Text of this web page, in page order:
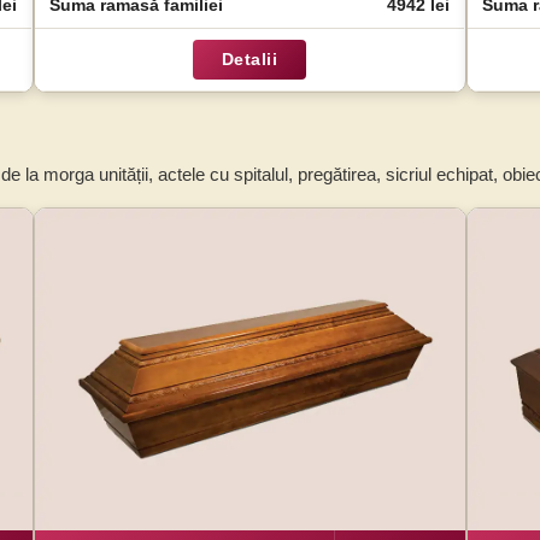
Suma ramasă familiei 4942 lei
Detalii
Suma
la morga unității, actele cu spitalul, pregătirea, sicriul echipat,